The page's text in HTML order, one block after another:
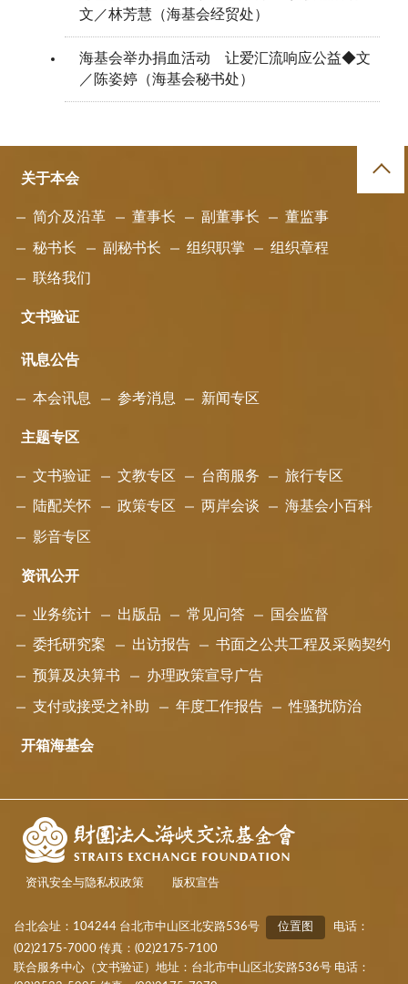
文／林芳慧（海基会经贸处）
海基会举办捐血活动 让爱汇流响应公益◆文
／陈姿婷（海基会秘书处）
关于本会
简介及沿革 董事长 副董事长 董监事
秘书长 副秘书长 组织职掌 组织章程
联络我们
文书验证
讯息公告
本会讯息 参考消息 新闻专区
主题专区
文书验证 文教专区 台商服务 旅行专区
陆配关怀 政策专区 两岸会谈 海基会小百科
影音专区
资讯公开
业务统计 出版品 常见问答 国会监督
委托研究案 出访报告 书面之公共工程及采购契约
预算及决算书 办理政策宣导广告
支付或接受之补助 年度工作报告 性骚扰防治
开箱海基会
资讯安全与隐私权政策 版权宣告
台北会址：104244 台北市中山区北安路536号 位置图
电话：
(02)2175-7000 传真：(02)2175-7100
联合服务中心（文书验证）地址：台北市中山区北安路536号 电话：